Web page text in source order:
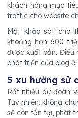
khách hàng mục
traffic cho website
Một khảo sát cho
khoảng hơn 600
được xuất bản. Điều
phát triển của blog
5 xu hướng sử
Rất nhiều dự đoán
Tuy nhiên, không
sẽ còn tồn tại, phát